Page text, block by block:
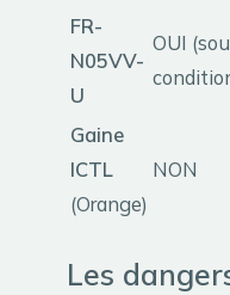
FR-
N05VV-
U
OUI
Gaine
ICTL
(Orange)
NON
Les